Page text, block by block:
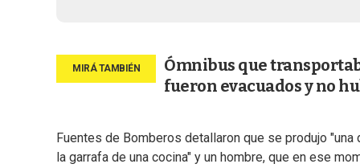
Ómnibus que
fueron evacuados y no
Fuentes de Bomberos detallaron que se produjo
la garrafa de una cocina" y un hombre, que en ese